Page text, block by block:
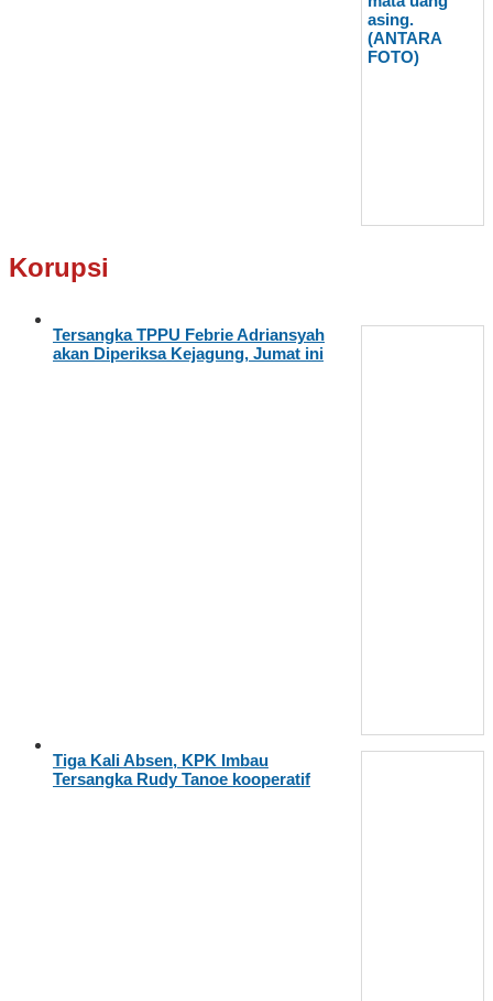
Korupsi
Tersangka TPPU Febrie Adriansyah
akan Diperiksa Kejagung, Jumat ini
Tiga Kali Absen, KPK Imbau
Tersangka Rudy Tanoe kooperatif